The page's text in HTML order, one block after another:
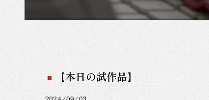
【本日の試作品】